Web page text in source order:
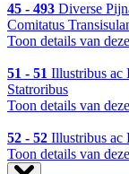
45 - 493 Diverse
Comitatus
Toon details van
51 - 51 Illustribus ac
Statroribus
Toon details van
52 - 52 Illustribus ac
Toon details van